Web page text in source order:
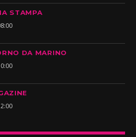
STAMPA
DA MARINO